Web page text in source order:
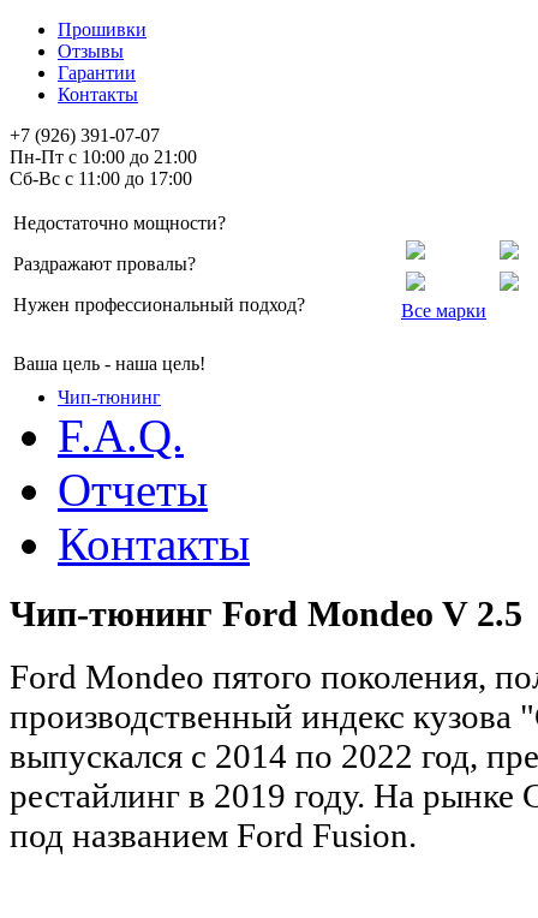
Прошивки
Отзывы
Гарантии
Контакты
+7 (926) 391-07-07
Пн-Пт с 10:00 до 21:00
Сб-Вс с 11:00 до 17:00
Недостаточно мощности?
Раздражают провалы?
Нужен профессиональный подход?
Ваша цель - наша цель!
Все марки
Чип-тюнинг
F.A.Q.
Отчеты
Контакты
Чип-тюнинг Ford Mondeo V 2.5
Ford Mondeo пятого поколения,
производственный индекс кузова
выпускался с 2014 по 2022 год,
рестайлинг в 2019 году. На
под названием Ford Fusion.